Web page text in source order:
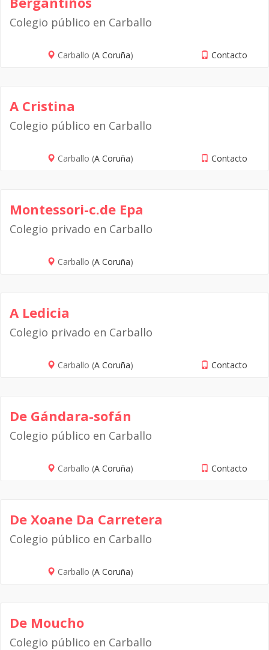
Colegio público en Carballo
Carballo (A Coruña) Contacto
A Cristina
Colegio público en Carballo
Carballo (A Coruña) Contacto
Montessori-c.de Epa
Colegio privado en Carballo
Carballo (A Coruña)
A Ledicia
Colegio privado en Carballo
Carballo (A Coruña) Contacto
De Gándara-sofán
Colegio público en Carballo
Carballo (A Coruña) Contacto
De Xoane Da Carretera
Colegio público en Carballo
Carballo (A Coruña)
De Moucho
Colegio público en Carballo